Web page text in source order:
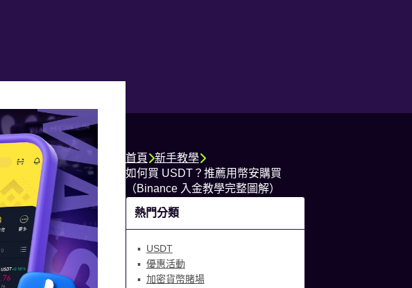
首頁
新手教學
如何買 USDT？推薦用幣安購買
（Binance 入金教學完整圖解）
熱門分類
USDT
優惠活動
加密貨幣賭場